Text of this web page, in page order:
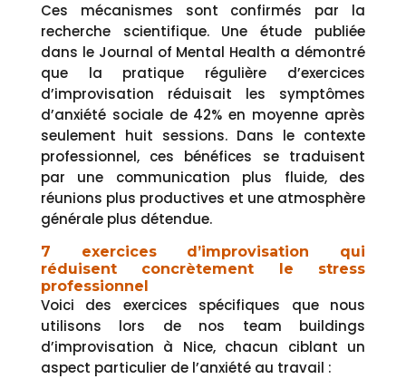
Ces mécanismes sont confirmés par la
recherche scientifique. Une étude publiée
dans le Journal of Mental Health a démontré
que la pratique régulière d’exercices
d’improvisation réduisait les symptômes
d’anxiété sociale de 42% en moyenne après
seulement huit sessions. Dans le contexte
professionnel, ces bénéfices se traduisent
par une communication plus fluide, des
réunions plus productives et une atmosphère
générale plus détendue.
7 exercices d’improvisation qui
réduisent concrètement le stress
professionnel
Voici des exercices spécifiques que nous
utilisons lors de nos team buildings
d’improvisation à Nice, chacun ciblant un
aspect particulier de l’anxiété au travail :